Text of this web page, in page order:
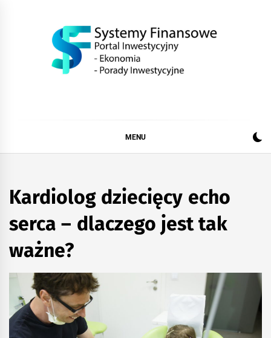
MENU
Kardiolog dziecięcy echo
serca – dlaczego jest tak
ważne?